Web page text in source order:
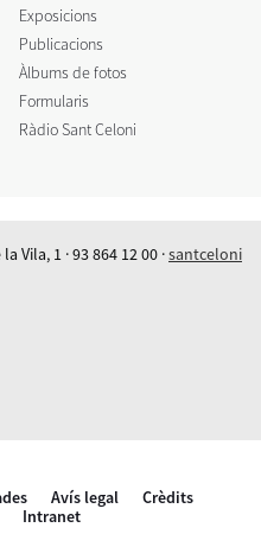
Exposicions
Publicacions
Àlbums de fotos
Formularis
Ràdio Sant Celoni
Vila, 1 · 93 864 12 00 ·santceloni
Avís legal
Crèdits
Intranet